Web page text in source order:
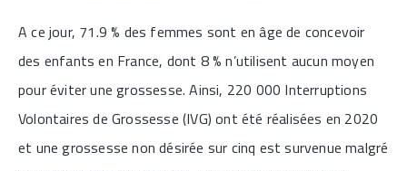
A ce jour, 71.9 % des femmes sont en âge de concevoir
des enfants en France, dont 8 % n’utilisent aucun moyen
pour éviter une grossesse. Ainsi, 220 000 Interruptions
Volontaires de Grossesse (IVG) ont été réalisées en 2020
et une grossesse non désirée sur cinq est survenue malgré